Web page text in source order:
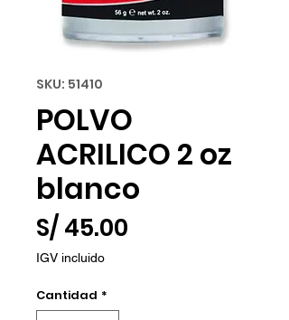
SKU: 51410
POLVO
ACRILICO 2 oz
blanco
S/ 45.00
IGV incluido
Cantidad *